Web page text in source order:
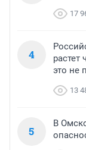
17
4
это не
13
5
В